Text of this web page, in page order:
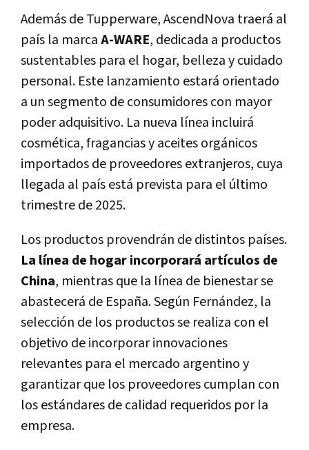
Además de Tupperware, AscendNova traerá al
país la marcaA-WARE, dedicada a productos
sustentables para el hogar, belleza y cuidado
personal. Este lanzamiento estará orientado
a un segmento de consumidores con mayor
poder adquisitivo. La nueva línea incluirá
cosmética, fragancias y aceites orgánicos
importados de proveedores extranjeros, cuya
llegada al país está prevista para el último
trimestre de 2025.
Los productos provendrán de distintos países.
La línea de hogar incorporará artículos de
China, mientras que la línea de bienestar se
abastecerá de España. Según Fernández, la
selección de los productos se realiza con el
objetivo de incorporar innovaciones
relevantes para el mercado argentino y
garantizar que los proveedores cumplan con
los estándares de calidad requeridos por la
empresa.